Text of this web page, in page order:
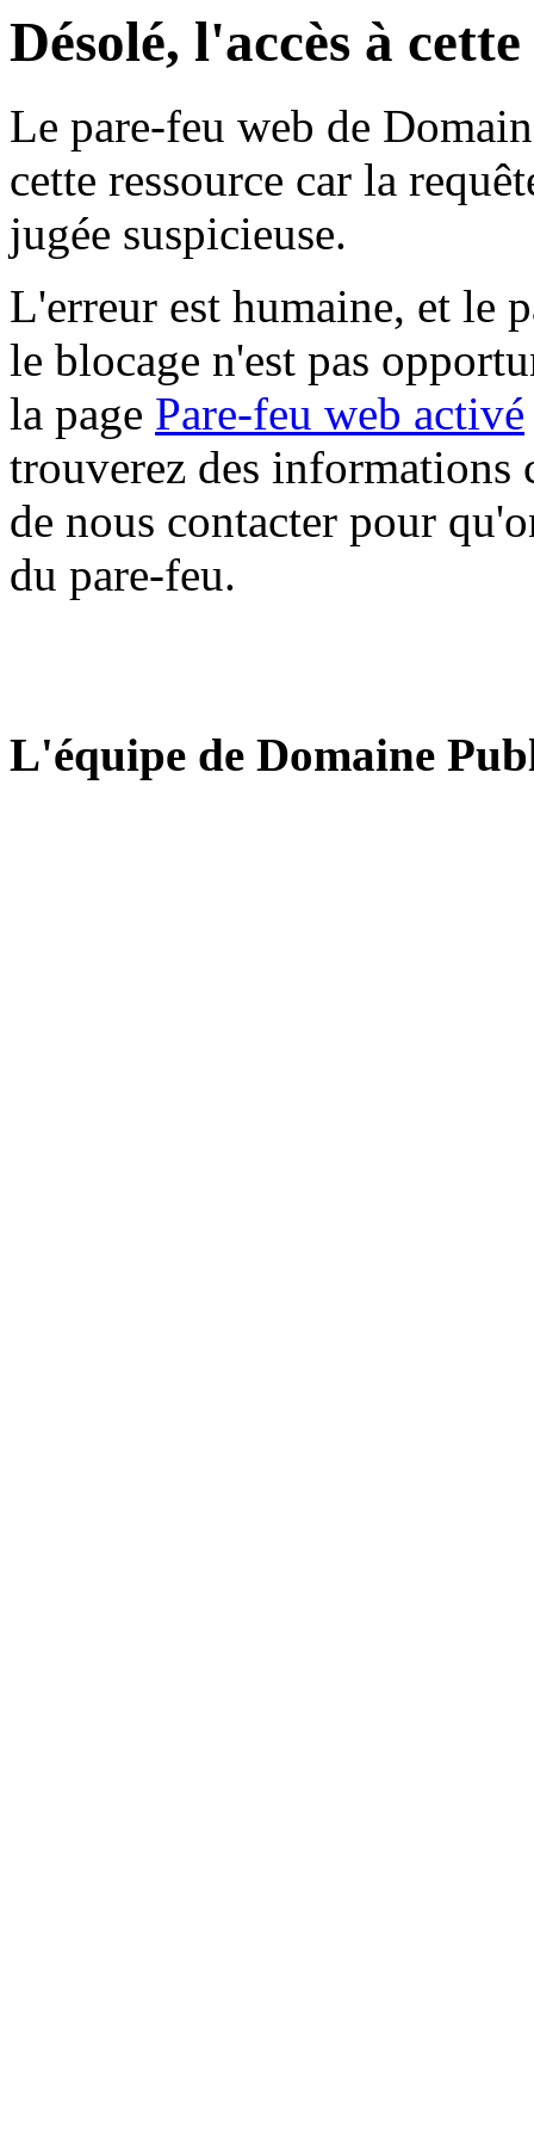
Désolé, l'accès à
Le pare-feu web de
cette ressource car la
jugée suspicieuse.
L'erreur est humaine, et le
le blocage n'est pas
la page Pare-feu web activé
trouverez des informations
de nous contacter pour
du pare-feu.
L'équipe de Domaine